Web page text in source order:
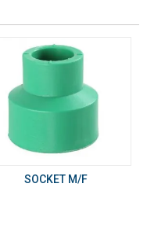
SOCKET M/F